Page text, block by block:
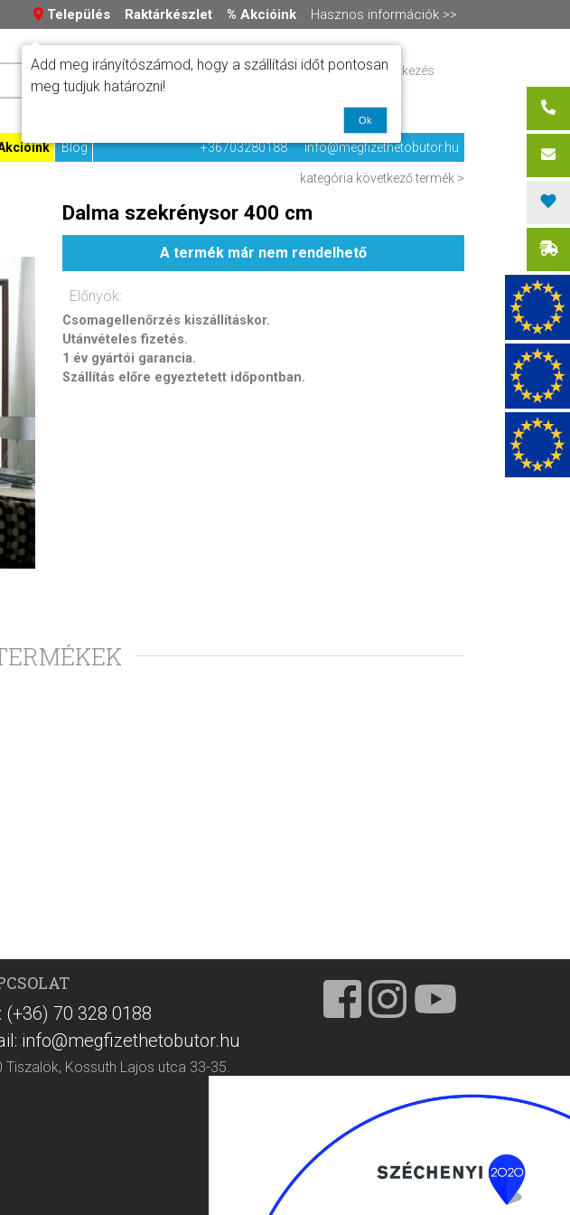
Település Raktárkészlet % Akcióink Hasznos információk >>
Szállítás
Fizetési tudnivalók
Regisztráció / bejelentkezés
Blog +36703280188 info@megfizethetobutor.hu
kategória következő termék >
Dalma szekrénysor 400 cm
A termék már nem rendelhető
Előnyök:
Csomagellenőrzés kiszállításkor.
Utánvételes fizetés.
1 év gyártói garancia.
Szállítás előre egyeztetett időpontban.
(+36) 70 328 0188
info@megfizethetobutor.hu
Tiszalök, Kossuth Lajos utca 33-35.
Add meg irányítószámod, hogy a szállítási időt pontosan
meg tudjuk határozni!
Ok